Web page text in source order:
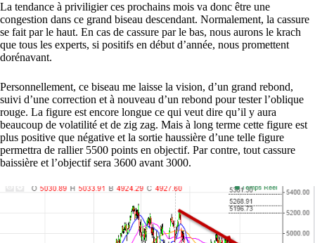
La tendance à priviligier ces prochains mois va donc être une
congestion dans ce grand biseau descendant. Normalement, la cassure
se fait par le haut. En cas de cassure par le bas, nous aurons le krach
que tous les experts, si positifs en début d’année, nous promettent
dorénavant.
Personnellement, ce biseau me laisse la vision, d’un grand rebond,
suivi d’une correction et à nouveau d’un rebond pour tester l’oblique
rouge. La figure est encore longue ce qui veut dire qu’il y aura
beaucoup de volatilité et de zig zag. Mais à long terme cette figure est
plus positive que négative et la sortie haussière d’une telle figure
permettra de rallier 5500 points en objectif. Par contre, tout cassure
baissière et l’objectif sera 3600 avant 3000.